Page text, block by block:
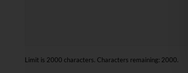
Limit is 2000 characters. Characters remaining: 2000.